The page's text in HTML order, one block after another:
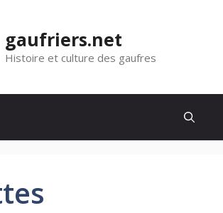
gaufriers.net
Histoire et culture des gaufres